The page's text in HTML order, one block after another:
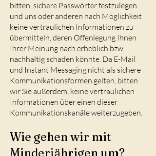
bitten, sichere Passwörter festzulegen
und uns oder anderen nach Möglichkeit
keine vertraulichen Informationen zu
übermitteln, deren Offenlegung Ihnen
Ihrer Meinung nach erheblich bzw.
nachhaltig schaden könnte. Da E-Mail
und Instant Messaging nicht als sichere
Kommunikationsformen gelten, bitten
wir Sie außerdem, keine vertraulichen
Informationen über einen dieser
Kommunikationskanäle weiterzugeben.
Wie gehen wir mit
Minderjährigen um?